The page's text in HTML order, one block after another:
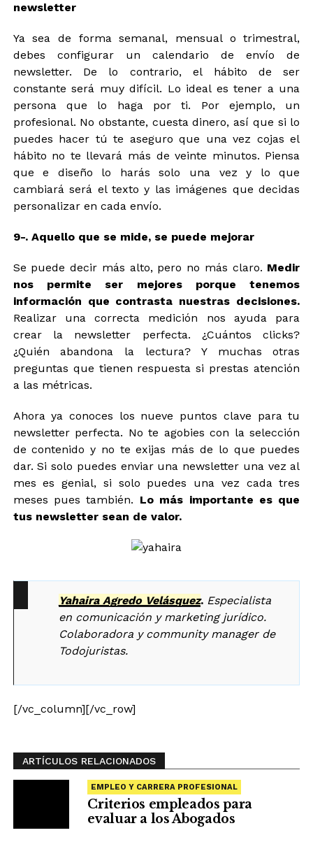
newsletter
Ya sea de forma semanal, mensual o trimestral,
debes configurar un calendario de envío de
newsletter. De lo contrario, el hábito de ser
constante será muy difícil. Lo ideal es tener a una
persona que lo haga por ti. Por ejemplo, un
profesional. No obstante, cuesta dinero, así que si lo
puedes hacer tú te aseguro que una vez cojas el
hábito no te llevará más de veinte minutos. Piensa
que e diseño lo harás solo una vez y lo que
cambiará será el texto y las imágenes que decidas
personalizar en cada envío.
9-. Aquello que se mide, se puede mejorar
Se puede decir más alto, pero no más claro. Medir
nos permite ser mejores porque tenemos
información que contrasta nuestras decisiones.
Realizar una correcta medición nos ayuda para
crear la newsletter perfecta. ¿Cuántos clicks?
¿Quién abandona la lectura? Y muchas otras
preguntas que tienen respuesta si prestas atención
a las métricas.
Ahora ya conoces los nueve puntos clave para tu
newsletter perfecta. No te agobies con la selección
de contenido y no te exijas más de lo que puedes
dar. Si solo puedes enviar una newsletter una vez al
mes es genial, si solo puedes una vez cada tres
meses pues también. Lo más importante es que
tus newsletter sean de valor.
Yahaira Agredo Velásquez. Especialista
en comunicación y marketing jurídico.
Colaboradora y community manager de
Todojuristas.
[/vc_column][/vc_row]
ARTÍCULOS RELACIONADOS
EMPLEO Y CARRERA PROFESIONAL
Criterios empleados para
evaluar a los Abogados